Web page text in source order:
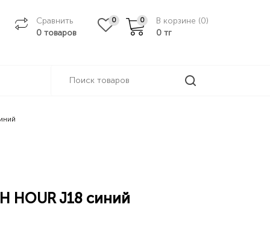
Сравнить
0 товаров
0 0 В корзине (0)
0 тг
HOUR J18 синий